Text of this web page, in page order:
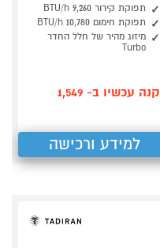
תפוקת קירור 9,260 BTU/h
תפוקת חימום 10,780 BTU/h
מיזוג מהיר של חלל החדר
Turbo
קנה עכשיו ב- 1,549
למידע ורכישה